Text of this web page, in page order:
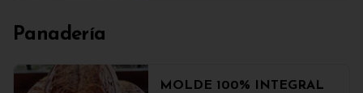
Panadería
MOLDE 100% INTEGRAL